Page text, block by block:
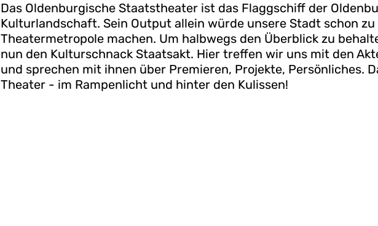
Das Oldenburgische Staatstheater ist das Flaggschiff der
Kulturlandschaft. Sein Output allein würde unsere Stadt schon zu
Theatermetropole machen. Um halbwegs den Überblick zu
nun den Kulturschnack Staatsakt. Hier treffen wir uns mit den
und sprechen mit ihnen über Premieren, Projekte, Persönliches.
Theater - im Rampenlicht und hinter den Kulissen!